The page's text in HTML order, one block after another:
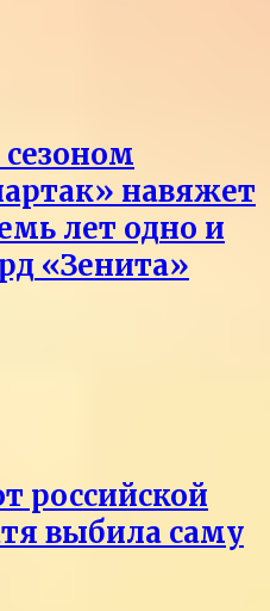
навяжет
лет одно и
«Зенита»
российской
выбила саму